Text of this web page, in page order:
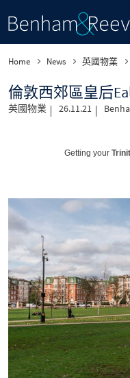
Home News 英國物業
倫敦西郊區皇后
英國物業 26.11.21
Getting your